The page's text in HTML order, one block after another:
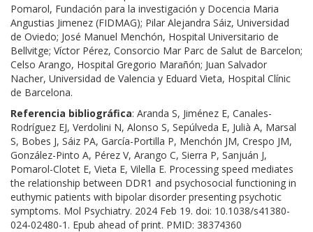
Pomarol, Fundación para la investigación y Docencia Maria
Angustias Jimenez (FIDMAG); Pilar Alejandra Sáiz, Universidad
de Oviedo; José Manuel Menchón, Hospital Universitario de
Bellvitge; Víctor Pérez, Consorcio Mar Parc de Salut de Barcelon;
Celso Arango, Hospital Gregorio Marañón; Juan Salvador
Nacher, Universidad de Valencia y Eduard Vieta, Hospital Clínic
de Barcelona.
Referencia bibliográfica: Aranda S, Jiménez E, Canales-
Rodríguez EJ, Verdolini N, Alonso S, Sepúlveda E, Julià A, Marsal
S, Bobes J, Sáiz PA, García-Portilla P, Menchón JM, Crespo JM,
González-Pinto A, Pérez V, Arango C, Sierra P, Sanjuán J,
Pomarol-Clotet E, Vieta E, Vilella E. Processing speed mediates
the relationship between DDR1 and psychosocial functioning in
euthymic patients with bipolar disorder presenting psychotic
symptoms. Mol Psychiatry. 2024 Feb 19. doi: 10.1038/s41380-
024-02480-1. Epub ahead of print. PMID: 38374360